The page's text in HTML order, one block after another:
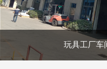
玩具工厂车